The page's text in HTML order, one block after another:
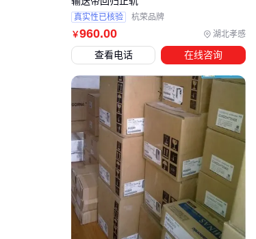
￥960.00 湖北孝感
真实性已核验 杭荣品牌
查看电话 在线咨询